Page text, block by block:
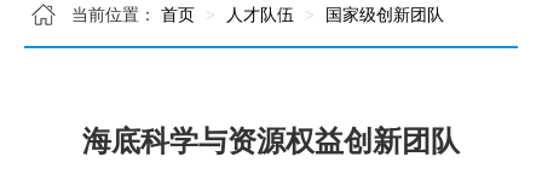
当前位置： 首页 人才队伍 国家级创新团队
海底科学与资源权益创新团队